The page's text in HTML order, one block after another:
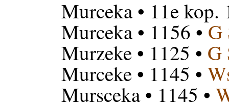
Murceka• 11e kop.
Murceka• 1156 •G
Murzeke• 1125 • G
Murceke• 1145 •
Mursceka• 1145 •